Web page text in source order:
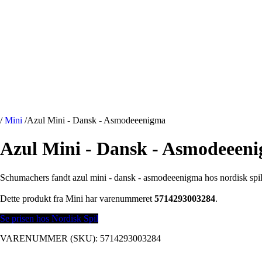
/ Mini /Azul Mini - Dansk - Asmodeeenigma
Azul Mini - Dansk -
Schumachers fandt azul mini - dansk - asmodeeenigma hos nordisk
Dette produkt fra Mini har varenummeret 5714293003284.
Se prisen hos Nordisk Spil
VARENUMMER (SKU): 5714293003284